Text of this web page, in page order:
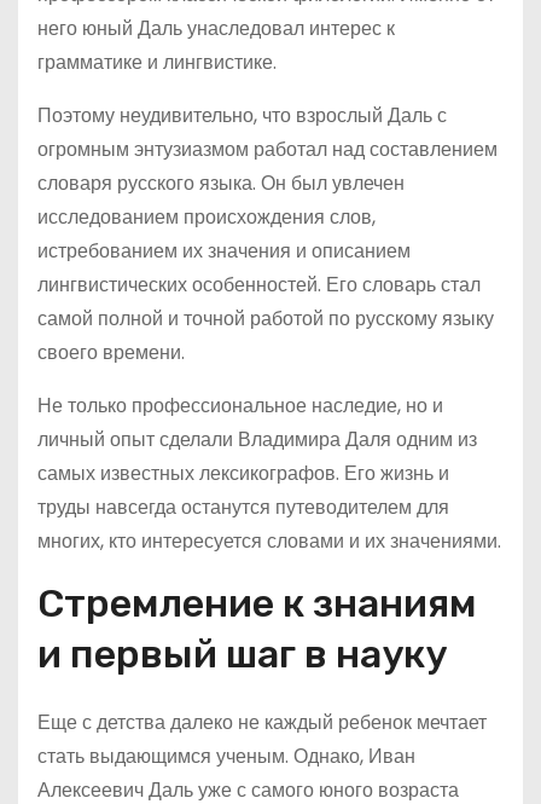
него юный Даль унаследовал интерес к
грамматике и лингвистике.
Поэтому неудивительно, что взрослый Даль с
огромным энтузиазмом работал над составлением
словаря русского языка. Он был увлечен
исследованием происхождения слов,
истребованием их значения и описанием
лингвистических особенностей. Его словарь стал
самой полной и точной работой по русскому языку
своего времени.
Не только профессиональное наследие, но и
личный опыт сделали Владимира Даля одним из
самых известных лексикографов. Его жизнь и
труды навсегда останутся путеводителем для
многих, кто интересуется словами и их значениями.
Стремление к знаниям
и первый шаг в науку
Еще с детства далеко не каждый ребенок мечтает
стать выдающимся ученым. Однако, Иван
Алексеевич Даль уже с самого юного возраста